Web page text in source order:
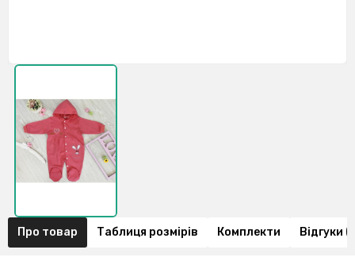
Про товар Таблиця розмірів Комплекти Відгуки